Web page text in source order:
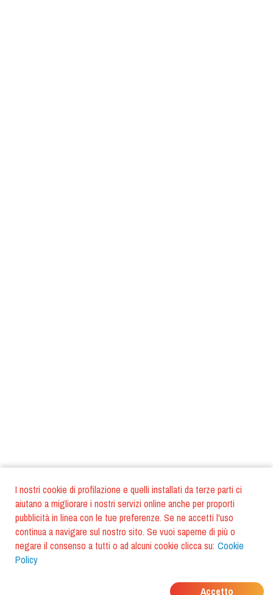
I nostri cookie di profilazione e quelli installati da terze parti ci
aiutano a migliorare i nostri servizi online anche per proporti
pubblicità in linea con le tue preferenze. Se ne accetti l'uso
continua a navigare sul nostro sito. Se vuoi saperne di più o
negare il consenso a tutti o ad alcuni cookie clicca su: Cookie
Policy
Accetto
DOVE MANGIANO I